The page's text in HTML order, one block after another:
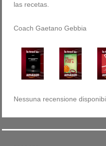
las recetas.
Coach Gaetano Gebbia
Nessuna recensione